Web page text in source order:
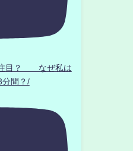
注目？ なぜ私は
分間？/